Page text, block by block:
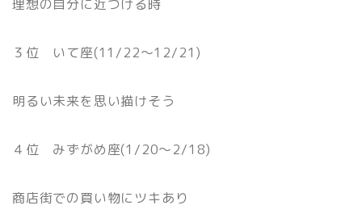
理想の自分に近づける時
３位 いて座(11/22〜12/21)
明るい未来を思い描けそう
４位 みずがめ座(1/20〜2/18)
商店街での買い物にツキあり